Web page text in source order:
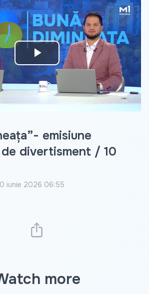
Play
Video
emisiune
divertisment / 10
iunie 2026 06:55
more